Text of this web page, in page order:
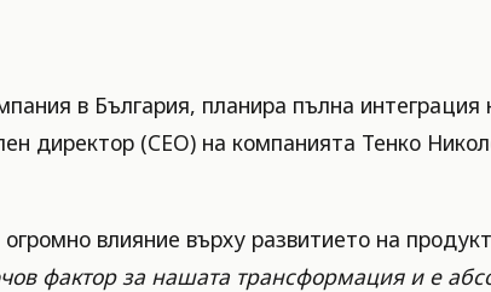
в България, планира пълна интеграция
директор (CEO) на компанията Тенко
влияние върху развитието на
фактор за нашата трансформация и е